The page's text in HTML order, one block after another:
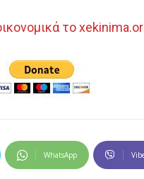
το
WhatsApp